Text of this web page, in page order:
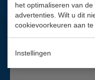
het optimaliseren van
advertenties. Wilt u dit
cookievoorkeuren aan te
Instellingen
Instagram
Mail